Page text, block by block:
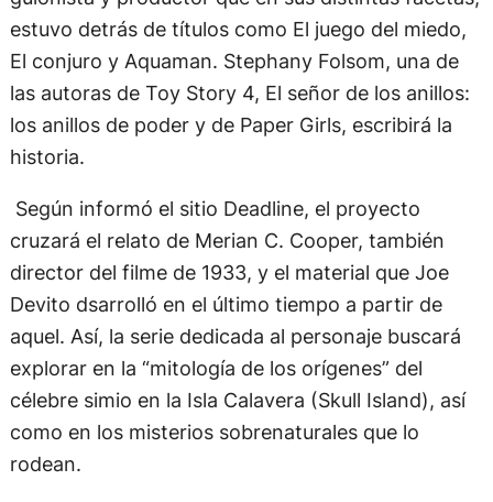
estuvo detrás de títulos como El juego del miedo,
El conjuro y Aquaman. Stephany Folsom, una de
las autoras de Toy Story 4, El señor de los anillos:
los anillos de poder y de Paper Girls, escribirá la
historia.
Según informó el sitio Deadline, el proyecto
cruzará el relato de Merian C. Cooper, también
director del filme de 1933, y el material que Joe
Devito dsarrolló en el último tiempo a partir de
aquel. Así, la serie dedicada al personaje buscará
explorar en la “mitología de los orígenes” del
célebre simio en la Isla Calavera (Skull Island), así
como en los misterios sobrenaturales que lo
rodean.